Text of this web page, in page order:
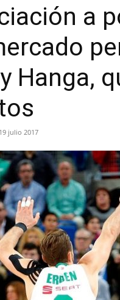
a
Hanga,
19 julio 2017